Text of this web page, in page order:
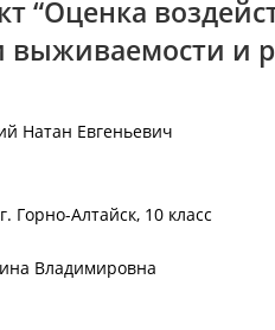
“Оценка
выживаемости и
Натан Евгеньевич
Горно-Алтайск, 10 класс
Владимировна